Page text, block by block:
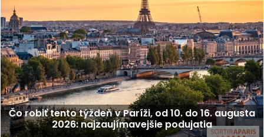
Čo robiť tento týždeň v Paríži, od 10. do 16. augusta
2026: najzaujímavejšie podujatia